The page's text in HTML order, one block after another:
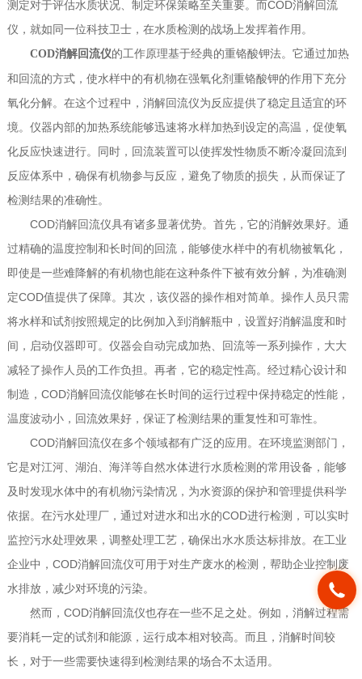
测定对于评估水质状况、制定环保策略至关重要。而COD消解回流
仪，就如同一位科技卫士，在水质检测的战场上发挥着作用。
COD消解回流仪的工作原理基于经典的重铬酸钾法。它通过加热
和回流的方式，使水样中的有机物在强氧化剂重铬酸钾的作用下充分
氧化分解。在这个过程中，消解回流仪为反应提供了稳定且适宜的环
境。仪器内部的加热系统能够迅速将水样加热到设定的高温，促使氧
化反应快速进行。同时，回流装置可以使挥发性物质不断冷凝回流到
反应体系中，确保有机物参与反应，避免了物质的损失，从而保证了
检测结果的准确性。
COD消解回流仪具有诸多显著优势。首先，它的消解效果好。通
过精确的温度控制和长时间的回流，能够使水样中的有机物被氧化，
即使是一些难降解的有机物也能在这种条件下被有效分解，为准确测
定COD值提供了保障。其次，该仪器的操作相对简单。操作人员只需
将水样和试剂按照规定的比例加入到消解瓶中，设置好消解温度和时
间，启动仪器即可。仪器会自动完成加热、回流等一系列操作，大大
减轻了操作人员的工作负担。再者，它的稳定性高。经过精心设计和
制造，COD消解回流仪能够在长时间的运行过程中保持稳定的性能，
温度波动小，回流效果好，保证了检测结果的重复性和可靠性。
COD消解回流仪在多个领域都有广泛的应用。在环境监测部门，
它是对江河、湖泊、海洋等自然水体进行水质检测的常用设备，能够
及时发现水体中的有机物污染情况，为水资源的保护和管理提供科学
依据。在污水处理厂，通过对进水和出水的COD进行检测，可以实时
监控污水处理效果，调整处理工艺，确保出水水质达标排放。在工业
企业中，COD消解回流仪可用于对生产废水的检测，帮助企业控制废
水排放，减少对环境的污染。
然而，COD消解回流仪也存在一些不足之处。例如，消解过程需
要消耗一定的试剂和能源，运行成本相对较高。而且，消解时间较
长，对于一些需要快速得到检测结果的场合不太适用。